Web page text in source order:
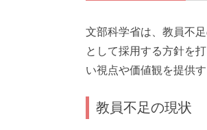
文部科学省は、教員不
として採用する方針を
い視点や価値観を提供
教員不足の現状